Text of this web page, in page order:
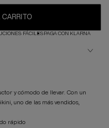
FÁCILESPAGA CON KLARNA
y cómodo de llevar. Con un
uno de las más vendidos,
rápido